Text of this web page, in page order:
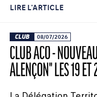
LIRE L'ARTICLE
CLUB 08/07/2026
CLUB ACO -
ALENÇON" LES 19